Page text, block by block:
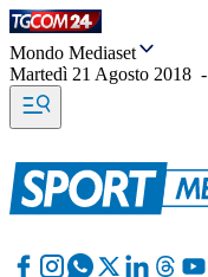
Mondo Mediaset
Martedì 21 Agosto 2018 -